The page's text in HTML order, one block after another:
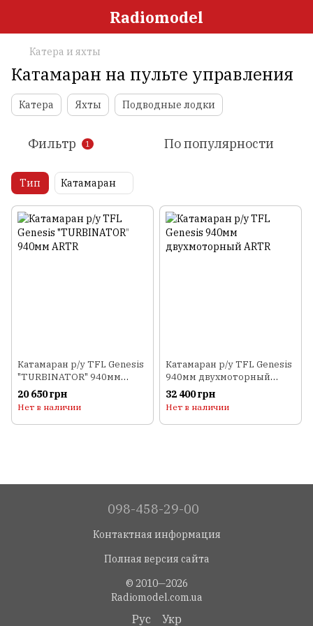
Radiomodel
Катера и яхты
Катамаран на пульте управления
Катера Яхты Подводные лодки
Фильтр 1 По популярности
Тип Катамаран
Катамаран р/у TFL Genesis
"TURBINATOR" 940мм
ARTR
20 650 грн
Нет в наличии
Катамаран р/у TFL Genesis
940мм двухмоторный
ARTR
32 400 грн
Нет в наличии
098-458-29-00
Контактная информация
Полная версия сайта
© 2010—2026
Radiomodel.com.ua
Рус Укр